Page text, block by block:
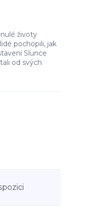
životy
pochopili, jak
Slunce
od svých